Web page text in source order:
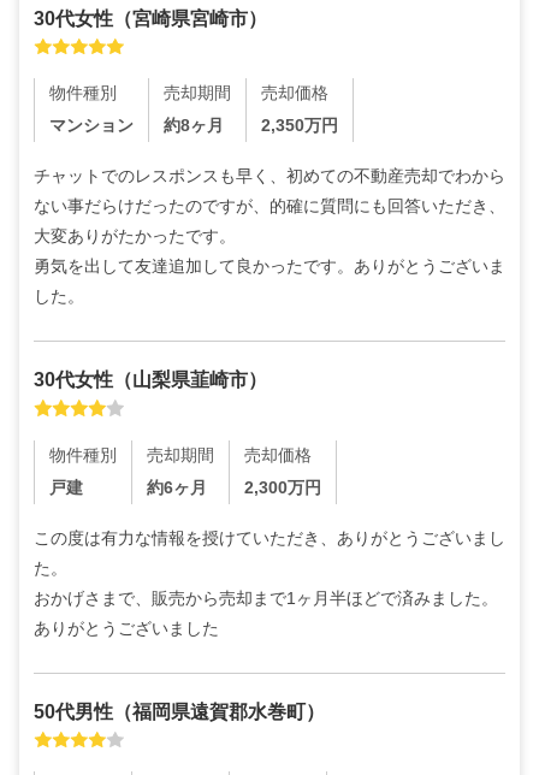
30代女性 （宮崎県宮崎市）
物件種別
マンション
売却期間
約8ヶ月
売却価格
2,350万円
チャットでのレスポンスも早く、初めての不動産売却でわから
ない事だらけだったのですが、的確に質問にも回答いただき、
大変ありがたかったです。
勇気を出して友達追加して良かったです。ありがとうございま
した。
30代女性 （山梨県韮崎市）
物件種別
戸建
売却期間
約6ヶ月
売却価格
2,300万円
この度は有力な情報を授けていただき、ありがとうございまし
た。
おかげさまで、販売から売却まで1ヶ月半ほどで済みました。
ありがとうございました
50代男性 （福岡県遠賀郡水巻町）